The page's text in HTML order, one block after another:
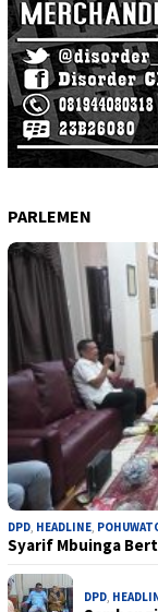
PARLEMEN
DPD HEADLINE
Syarif Mbuinga
DPD